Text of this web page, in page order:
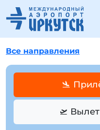
Все направления
🛬
🛫